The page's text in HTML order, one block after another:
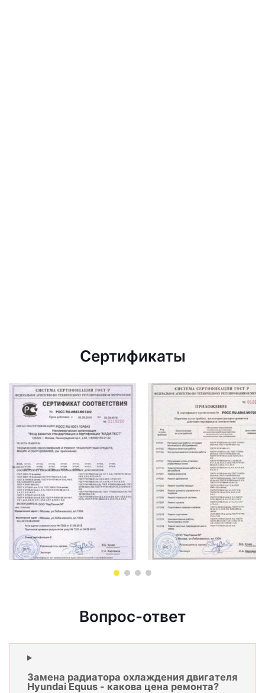
Сертификаты
Вопрос-ответ
Замена радиатора охлаждения двигателя
Hyundai Equus - какова цена ремонта?